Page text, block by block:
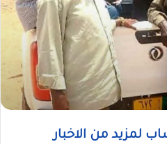
لمزيد من الاخبار